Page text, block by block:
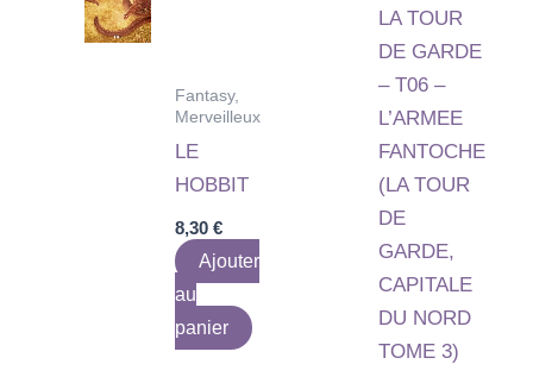
Fantasy,
Merveilleux
LE
HOBBIT
8,30€
Ajouter
au
panier
LA TOUR
DE GARDE
– T06 –
L’ARMEE
FANTOCHE
(LA TOUR
DE
GARDE,
CAPITALE
DU NORD
TOME 3)